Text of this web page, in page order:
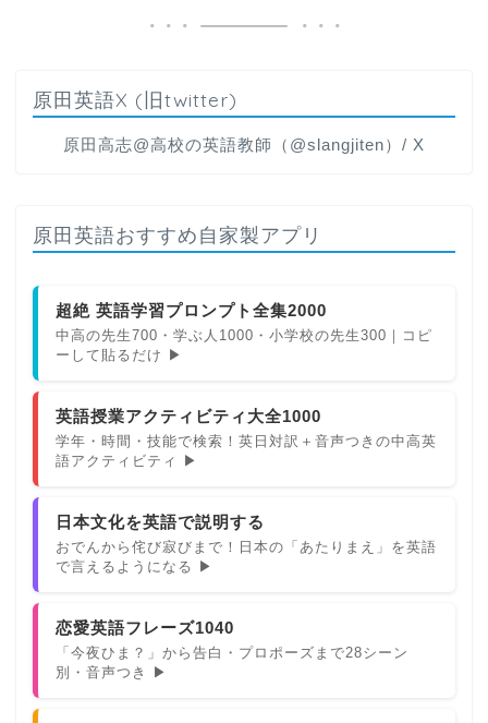
原田英語X (旧twitter)
原田高志@高校の英語教師（@slangjiten）/ X
原田英語おすすめ自家製アプリ
超絶 英語学習プロンプト全集2000
中高の先生700・学ぶ人1000・小学校の先生300｜コピ
ーして貼るだけ ▶
英語授業アクティビティ大全1000
学年・時間・技能で検索！英日対訳＋音声つきの中高英
語アクティビティ ▶
日本文化を英語で説明する
おでんから侘び寂びまで！日本の「あたりまえ」を英語
で言えるようになる ▶
恋愛英語フレーズ1040
「今夜ひま？」から告白・プロポーズまで28シーン
別・音声つき ▶